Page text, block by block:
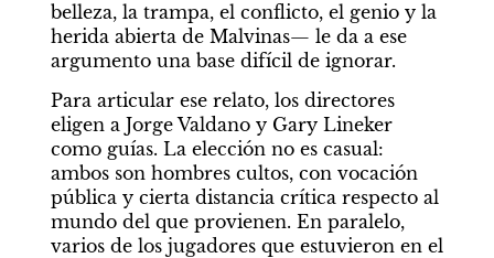
belleza, la trampa, el conflicto, el genio y la
herida abierta de Malvinas— le da a ese
argumento una base difícil de ignorar.
Para articular ese relato, los directores
eligen a Jorge Valdano y Gary Lineker
como guías. La elección no es casual:
ambos son hombres cultos, con vocación
pública y cierta distancia crítica respecto al
mundo del que provienen. En paralelo,
varios de los jugadores que estuvieron en el